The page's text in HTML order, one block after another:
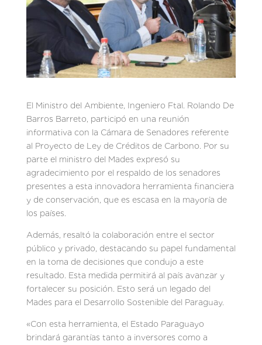
El Ministro del Ambiente, Ingeniero Ftal. Rolando De
Barros Barreto, participó en una reunión
informativa con la Cámara de Senadores referente
al Proyecto de Ley de Créditos de Carbono. Por su
parte el ministro del Mades expresó su
agradecimiento por el respaldo de los senadores
presentes a esta innovadora herramienta financiera
y de conservación, que es escasa en la mayoría de
los países.
Además, resaltó la colaboración entre el sector
público y privado, destacando su papel fundamental
en la toma de decisiones que condujo a este
resultado. Esta medida permitirá al país avanzar y
fortalecer su posición. Esto será un legado del
Mades para el Desarrollo Sostenible del Paraguay.
«Con esta herramienta, el Estado Paraguayo
brindará garantías tanto a inversores como a